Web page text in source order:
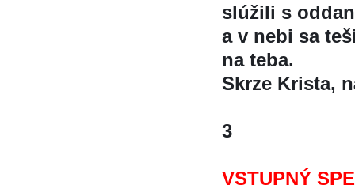
slúžili s
a v nebi sa
na teba.
Skrze Krista,
3
VSTUPNÝ